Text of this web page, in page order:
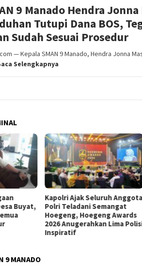
9 Manado Hendra Jonna
Tutupi Dana BOS,
Sudah Sesuai Prosedur
— Kepala SMAN 9 Manado, Hendra Jonna
Selengkapnya
Buyat,
Kapolri Ajak Seluruh Anggota
Polri Teladani Semangat
Hoegeng, Hoegeng Awards
2026 Anugerahkan Lima
Inspiratif
9 MANADO